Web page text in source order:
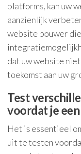
platforms, kan uw
aanzienlijk
website bouwer
dat uw website niet
toekomst aan uw
Test
voordat je
Het is essentieel
uit te testen